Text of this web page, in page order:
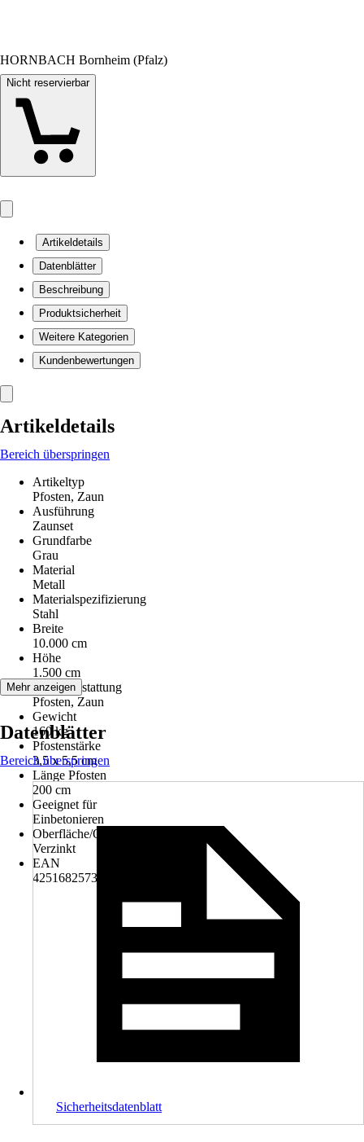
HORNBACH Bornheim (Pfalz)
Nicht reservierbar
Artikeldetails
Datenblätter
Beschreibung
Produktsicherheit
Weitere Kategorien
Kundenbewertungen
Artikeldetails
Bereich überspringen
Artikeltyp
Pfosten, Zaun
Ausführung
Zaunset
Grundfarbe
Grau
Material
Metall
Materialspezifizierung
Stahl
Breite
10.000 cm
Höhe
1.500 cm
Serienausstattung
Pfosten, Zaun
Gewicht
160 kg
Pfostenstärke
3,5 x 5,5 cm
Länge Pfosten
200 cm
Geeignet für
Einbetonieren
Oberfläche/Oberflächenbehandlung
Verzinkt
EAN
4251682573030
Mehr anzeigen
Datenblätter
Bereich überspringen
Sicherheitsdatenblatt